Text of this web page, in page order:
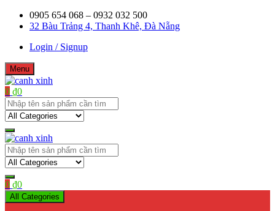
Skip
0905 654 068 – 0932 032 500
32 Bàu Trảng 4, Thanh Khê, Đà Nẵng
Login / Signup
Menu
canh xinh
Shop bán manơcanh, phụ kiện mở shop
0 ₫0
canh xinh
Shop bán manơcanh, phụ kiện mở shop
0 ₫0
All Categories